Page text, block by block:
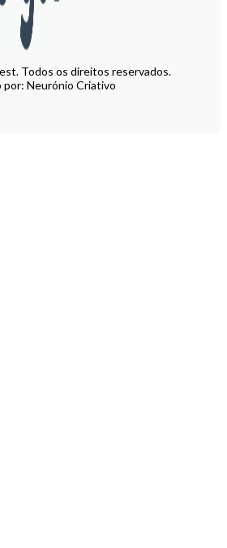
Todos os direitos reservados.
por: Neurónio Criativo